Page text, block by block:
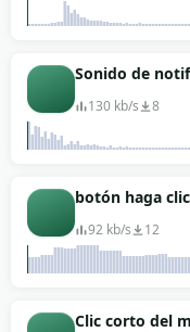
Sonido de
130 kb/s 8
botón haga
92 kb/s 12
Clic corto del